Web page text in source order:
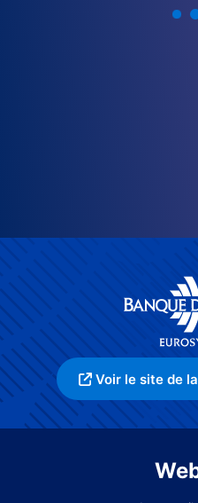
Voir le site de